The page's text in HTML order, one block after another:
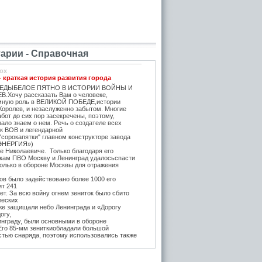
- Справочная
история развития города
ПЯТНО В ИСТОРИИ ВОЙНЫ И
рассказать Вам о человеке,
роль в ВЕЛИКОЙ ПОБЕДЕ,истории
и незаслуженно забытом. Многие
до сих пор засекречены, поэтому,
знаем о нем. Речь о создателе всех
ВОВ и легендарной
главном конструкторе завода
Николаевиче. Только благодаря его
ПВО Москву и Ленинград удалосьспасти
в обороне Москвы для отражения
было задействовано более 1000 его
241
За всю войну огнем зениток было сбито
защищали небо Ленинграда и «Дорогу
были основными в обороне
85-мм зениткиобладали большой
снаряда, поэтому использовались также
на прямую наводку для борьбы с тяжёлыми